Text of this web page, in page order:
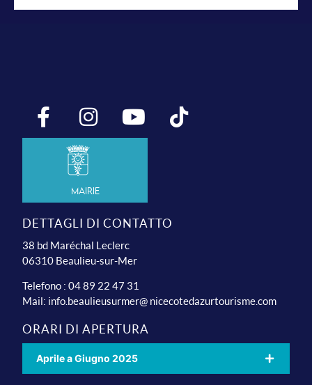
Mairie
DETTAGLI DI CONTATTO
38 bd Maréchal Leclerc
06310 Beaulieu-sur-Mer
Telefono : 04 89 22 47 31
Mail: info.beaulieusurmer@ nicecotedazurtourisme.com
ORARI DI APERTURA
Aprile a Giugno 2025